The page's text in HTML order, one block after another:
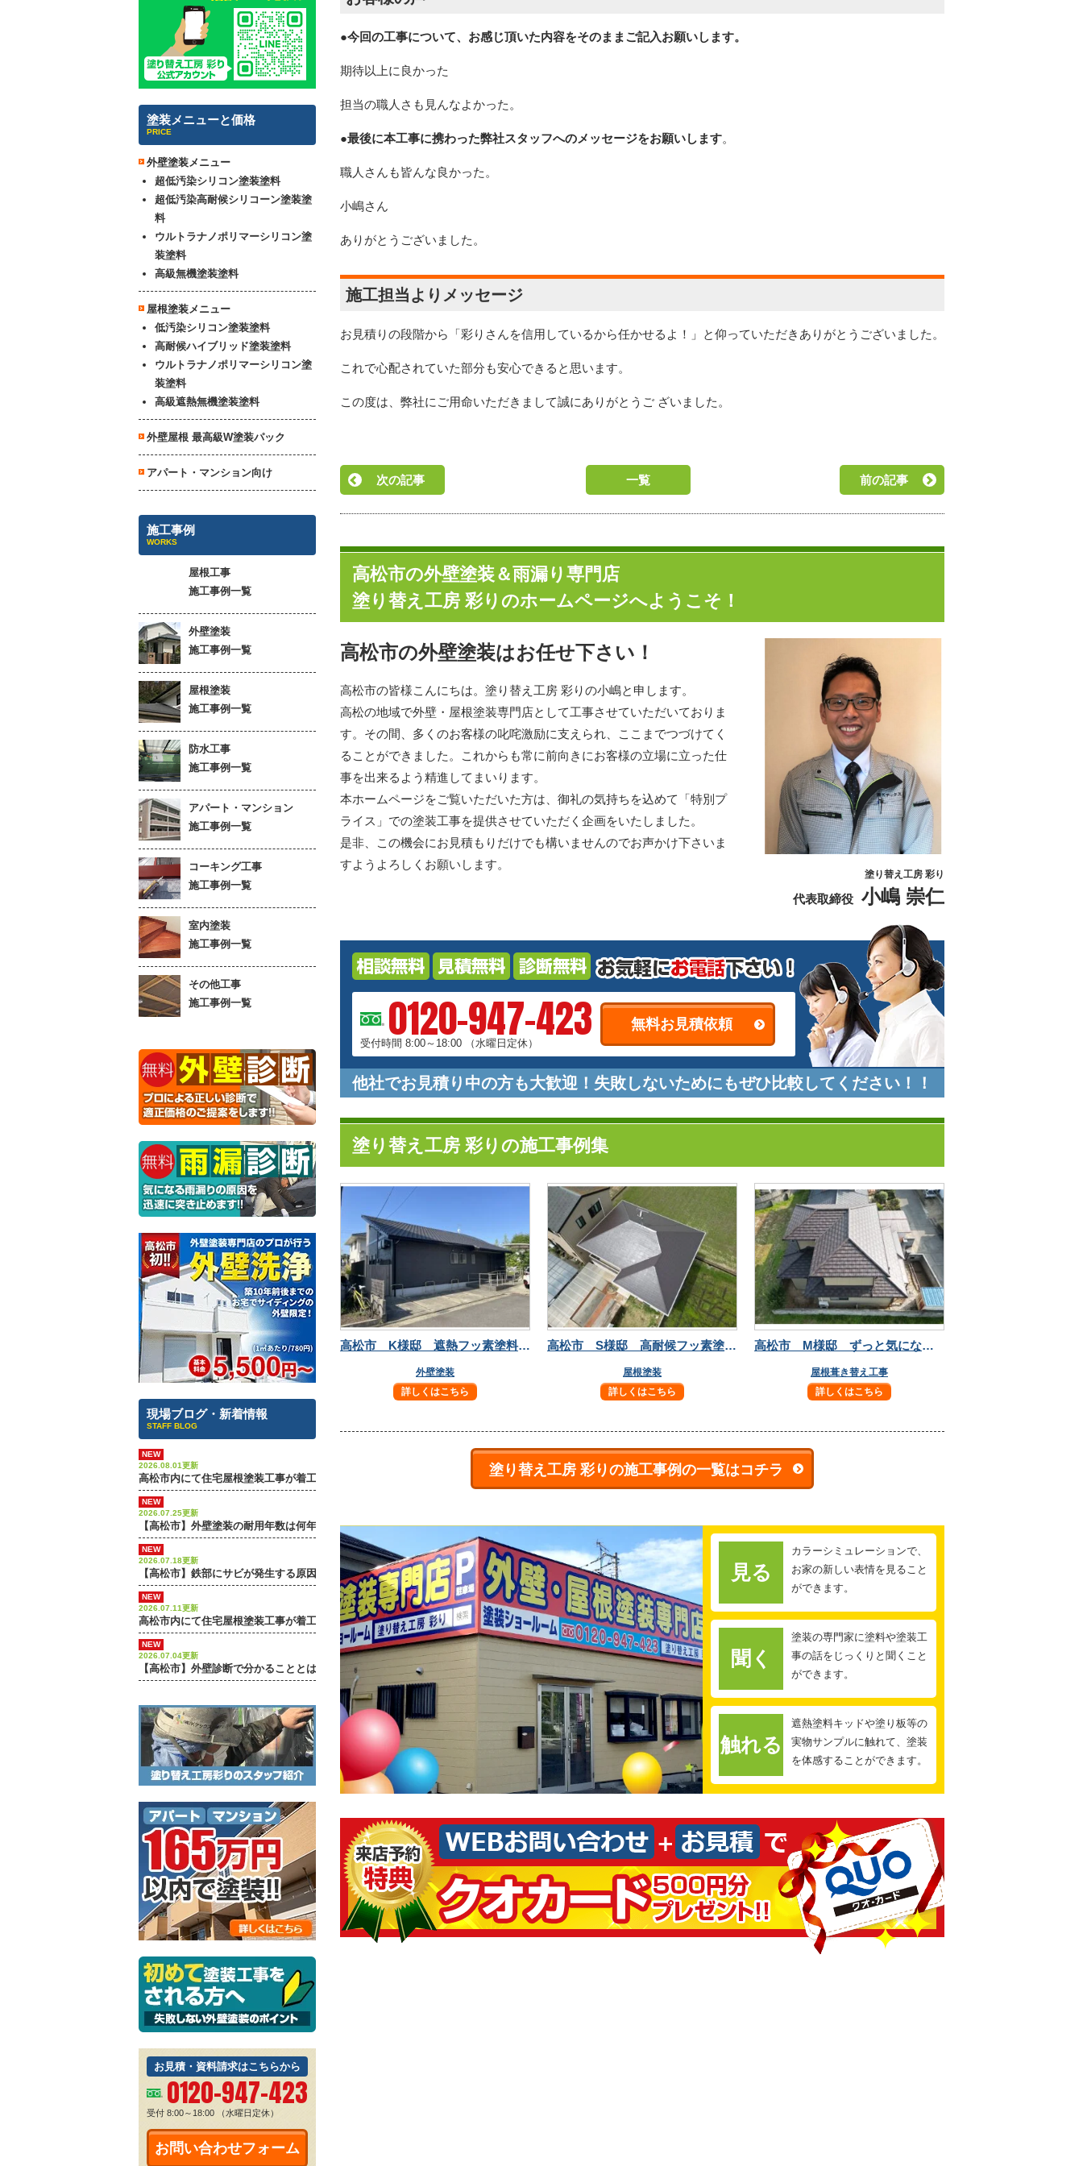
●今回の工事について、お感じ頂いた内容をそのままご記入お願いします。
期待以上に良かった
担当の職人さも見んなよかった。
●最後に本工事に携わった弊社スタッフへのメッセージをお願いします。
職人さんも皆んな良かった。
小嶋さん
ありがとうございました。
施工担当よりメッセージ
お見積りの段階から「彩りさんを信用しているから任かせるよ！」と仰っていただきありがとうございました。
これで心配されていた部分も安心できると思います。
この度は、弊社にご用命いただきまして誠にありがとうご ざいました。
次の記事 一覧 前の記事
高松市の外壁塗装＆雨漏り専門店
塗り替え工房 彩りのホームページへようこそ！
高松市の外壁塗装はお任せ下さい！
塗り替え工房 彩り
代表取締役 小嶋 崇仁
高松市の皆様こんにちは。塗り替え工房 彩りの小嶋と申します。
高松の地域で外壁・屋根塗装専門店として工事させていただいておりま
す。その間、多くのお客様の叱咤激励に支えられ、ここまでつづけてく
ることができました。これからも常に前向きにお客様の立場に立った仕
事を出来るよう精進してまいります。
本ホームページをご覧いただいた方は、御礼の気持ちを込めて「特別プ
ライス」での塗装工事を提供させていただく企画をいたしました。
是非、この機会にお見積もりだけでも構いませんのでお声かけ下さいま
すようよろしくお願いします。
0120-947-423
受付時間 8:00～18:00 （水曜日定休）
無料お見積依頼
他社でお見積り中の方も大歓迎！失敗しないためにもぜひ比較してください！！
塗り替え工房 彩りの施工事例集
高松市 K様邸 遮熱フッ素塗料で長持ち安心！
外壁塗装
詳しくはこちら
高松市 S様邸 高耐候フッ素塗料で屋根塗装！
屋根塗装
詳しくはこちら
高松市 M様邸 ずっと気になっていた屋根瓦も葺き替えて安心！
屋根葺き替え工事
詳しくはこちら
塗り替え工房 彩りの施工事例の一覧はコチラ
見る
カラーシミュレーションで、
お家の新しい表情を見ること
ができます。
聞く
塗装の専門家に塗料や塗装工
事の話をじっくりと聞くこと
ができます。
触れる
遮熱塗料キッドや塗り板等の
実物サンプルに触れて、塗装
を体感することができます。
塗装メニューと価格
PRICE
外壁塗装メニュー
超低汚染シリコン塗装塗料
超低汚染高耐候シリコーン塗装塗
料
ウルトラナノポリマーシリコン塗
装塗料
高級無機塗装塗料
屋根塗装メニュー
低汚染シリコン塗装塗料
高耐候ハイブリッド塗装塗料
ウルトラナノポリマーシリコン塗
装塗料
高級遮熱無機塗装塗料
外壁屋根 最高級W塗装パック
アパート・マンション向け
施工事例
WORKS
屋根工事
施工事例一覧
外壁塗装
施工事例一覧
屋根塗装
施工事例一覧
防水工事
施工事例一覧
アパート・マンション
施工事例一覧
コーキング工事
施工事例一覧
室内塗装
施工事例一覧
その他工事
施工事例一覧
現場ブログ・新着情報
STAFF BLOG
NEW
2026.08.01更新
高松市内にて住宅屋根塗装工事が着工しました！しっかりと手塗りで元通り！
NEW
2026.07.25更新
【高松市】外壁塗装の耐用年数は何年？長持ちさせるポイントも解説
NEW
2026.07.18更新
【高松市】鉄部にサビが発生する原因とは？放置するリスクと対策を解説
NEW
2026.07.11更新
高松市内にて住宅屋根塗装工事が着工しました！フッ素塗料で長持ち安心！しっかりと手塗りで元通り！
NEW
2026.07.04更新
【高松市】外壁診断で分かることとは？下地処理の重要性について解説
お見積・資料請求はこちらから
0120-947-423
受付 8:00～18:00 （水曜日定休）
お問い合わせフォーム